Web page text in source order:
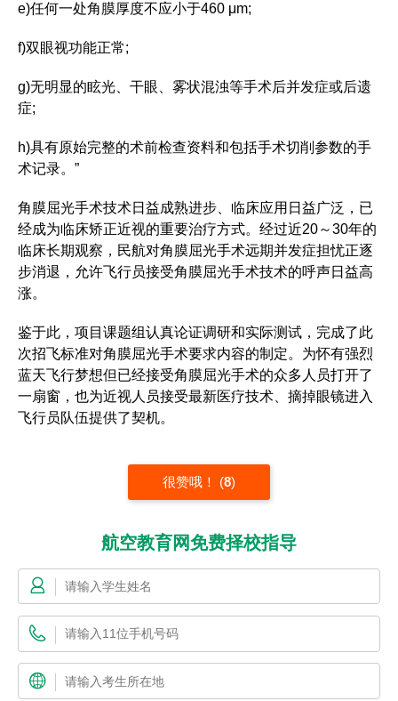
e)任何一处角膜厚度不应小于460 μm;
f)双眼视功能正常;
g)无明显的眩光、干眼、雾状混浊等手术后并发症或后遗
症;
h)具有原始完整的术前检查资料和包括手术切削参数的手
术记录。”
角膜屈光手术技术日益成熟进步、临床应用日益广泛，已
经成为临床矫正近视的重要治疗方式。经过近20～30年的
临床长期观察，民航对角膜屈光手术远期并发症担忧正逐
步消退，允许飞行员接受角膜屈光手术技术的呼声日益高
涨。
鉴于此，项目课题组认真论证调研和实际测试，完成了此
次招飞标准对角膜屈光手术要求内容的制定。为怀有强烈
蓝天飞行梦想但已经接受角膜屈光手术的众多人员打开了
一扇窗，也为近视人员接受最新医疗技术、摘掉眼镜进入
飞行员队伍提供了契机。
很赞哦！ (8)
航空教育网免费择校指导